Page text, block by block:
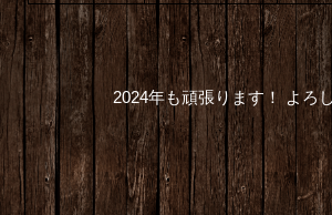
2024年も頑張ります！ よろ